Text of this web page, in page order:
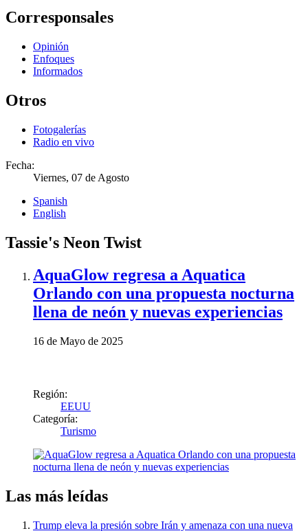
Corresponsales
Opinión
Enfoques
Informados
Otros
Fotogalerías
Radio en vivo
Fecha:
Viernes, 07 de Agosto
Spanish
English
Tassie's Neon Twist
AquaGlow regresa a Aquatica
Orlando con una propuesta nocturna
llena de neón y nuevas experiencias
16 de Mayo de 2025
Región:
EEUU
Categoría:
Turismo
Las más leídas
Trump eleva la presión sobre Irán y amenaza con una nueva